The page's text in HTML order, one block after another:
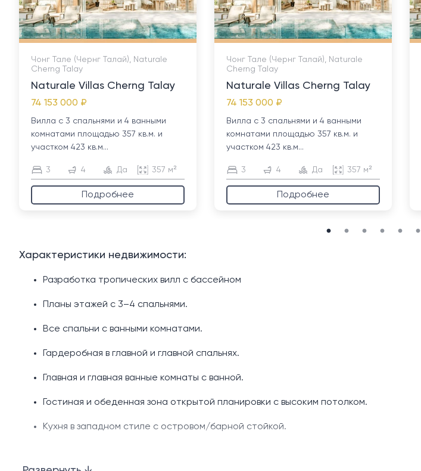
Чонг Тале (Чернг Талай), Naturale
Cherng Talay
Naturale Villas Cherng Talay
74 153 000 ₽
Вилла с 3 спальнями и 4 ванными
комнатами площадью 357 кв.м. и
участком 423 кв.м...
3 4 Да 357 м²
Подробнее
Чонг Тале (Чернг Талай), Naturale
Cherng Talay
Naturale Villas Cherng Talay
74 153 000 ₽
Вилла с 3 спальнями и 4 ванными
комнатами площадью 357 кв.м. и
участком 423 кв.м...
3 4 Да 357 м²
Подробнее
Характеристики недвижимости:
Разработка тропических вилл с бассейном
Планы этажей с 3–4 спальнями.
Все спальни с ванными комнатами.
Гардеробная в главной и главной спальнях.
Главная и главная ванные комнаты с ванной.
Гостиная и обеденная зона открытой планировки с высоким потолком.
Кухня в западном стиле с островом/барной стойкой.